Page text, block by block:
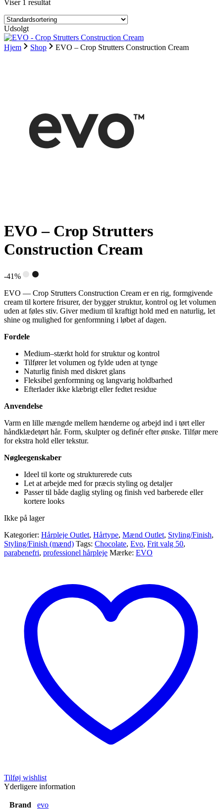
Viser 1 resultat
Udsolgt
Hjem Shop EVO – Crop Strutters Construction Cream
EVO – Crop Strutters
Construction Cream
-41%
EVO — Crop Strutters Construction Cream er en rig, formgivende
cream til kortere frisurer, der bygger struktur, kontrol og let volumen
uden at føles stiv. Giver medium til kraftigt hold med en naturlig, let
shine og mulighed for genformning i løbet af dagen.
Fordele
Medium–stærkt hold for struktur og kontrol
Tilfører let volumen og fylde uden at tynge
Naturlig finish med diskret glans
Fleksibel genformning og langvarig holdbarhed
Efterlader ikke klæbrigt eller fedtet residue
Anvendelse
Varm en lille mængde mellem hænderne og arbejd ind i tørt eller
håndklædetørt hår. Form, skulpter og definér efter ønske. Tilfør mere
for ekstra hold eller tekstur.
Nøgleegenskaber
Ideel til korte og strukturerede cuts
Let at arbejde med for præcis styling og detaljer
Passer til både daglig styling og finish ved barberede eller
kortere looks
Ikke på lager
Kategorier: Hårpleje Outlet, Hårtype, Mænd Outlet, Styling/Finish,
Styling/Finish (mænd) Tags: Chocolate, Evo, Frit valg 50,
parabenefri, professionel hårpleje Mærke: EVO
Tilføj wishlist
Yderligere information
Brand evo